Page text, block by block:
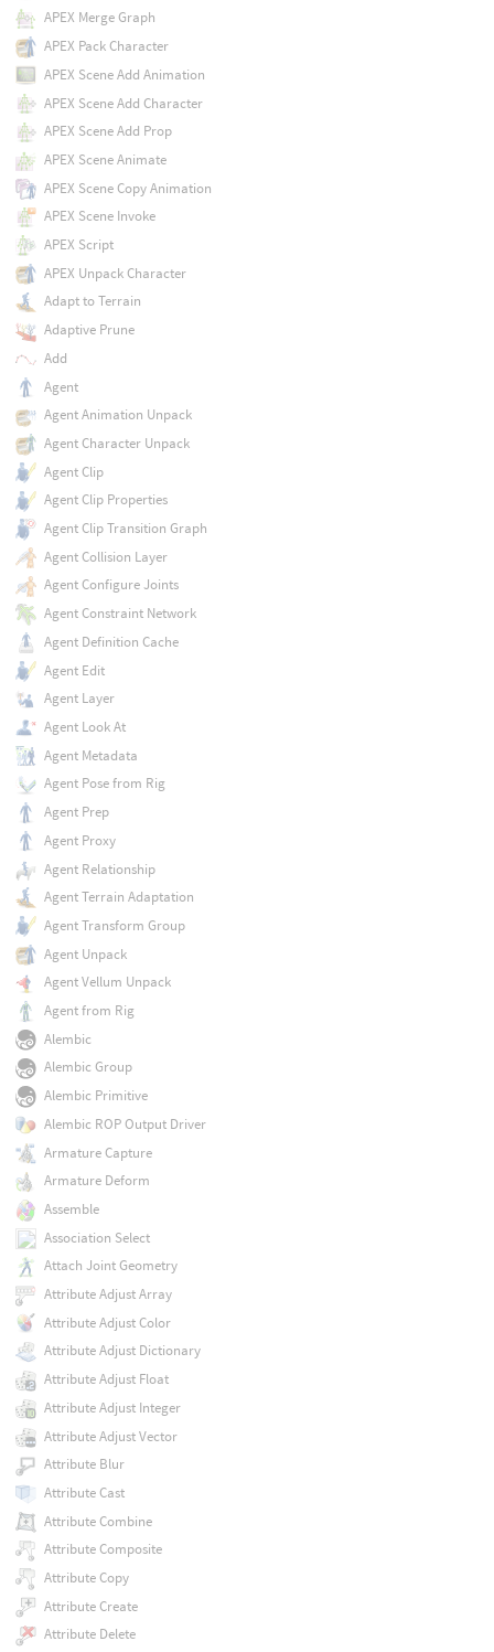
APEX Merge Graph
APEX Pack Character
APEX Scene Add Animation
APEX Scene Add Character
APEX Scene Add Prop
APEX Scene Animate
APEX Scene Copy Animation
APEX Scene Invoke
APEX Script
APEX Unpack Character
Adapt to Terrain
Adaptive Prune
Add
Agent
Agent Animation Unpack
Agent Character Unpack
Agent Clip
Agent Clip Properties
Agent Clip Transition Graph
Agent Collision Layer
Agent Configure Joints
Agent Constraint Network
Agent Definition Cache
Agent Edit
Agent Layer
Agent Look At
Agent Metadata
Agent Pose from Rig
Agent Prep
Agent Proxy
Agent Relationship
Agent Terrain Adaptation
Agent Transform Group
Agent Unpack
Agent Vellum Unpack
Agent from Rig
Alembic
Alembic Group
Alembic Primitive
Alembic ROP Output Driver
Armature Capture
Armature Deform
Assemble
Association Select
Attach Joint Geometry
Attribute Adjust Array
Attribute Adjust Color
Attribute Adjust Dictionary
Attribute Adjust Float
Attribute Adjust Integer
Attribute Adjust Vector
Attribute Blur
Attribute Cast
Attribute Combine
Attribute Composite
Attribute Copy
Attribute Create
Attribute Delete